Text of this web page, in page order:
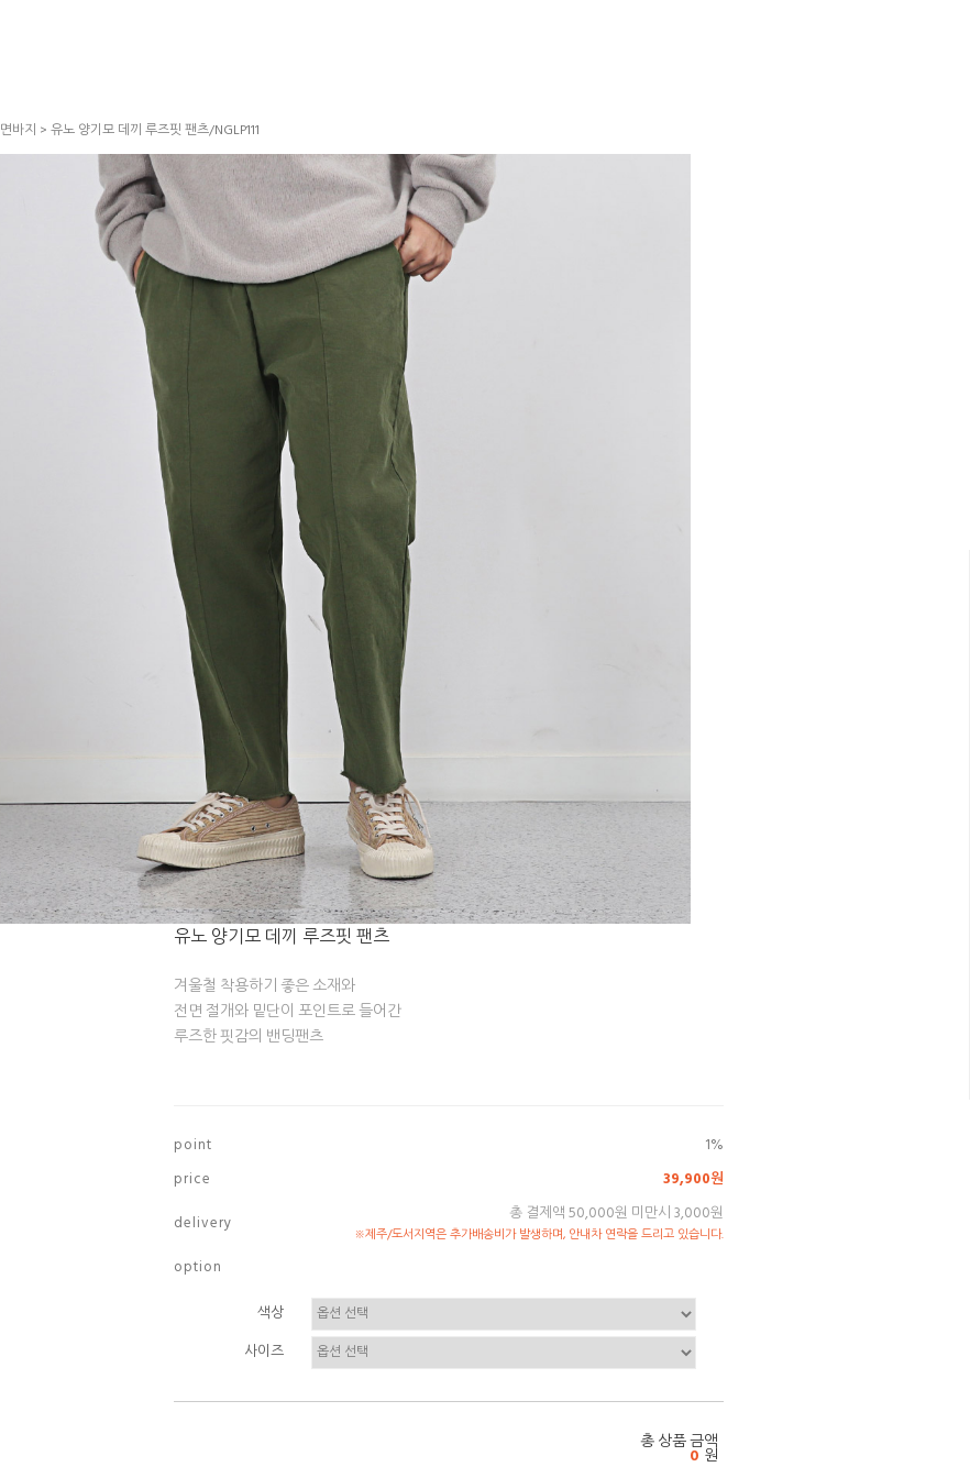
면바지 > 유노 양기모 데끼 루즈핏 팬츠/NGLP111
유노 양기모 데끼 루즈핏 팬츠
겨울철 착용하기 좋은 소재와
전면 절개와 밑단이 포인트로 들어간
루즈한 핏감의 밴딩팬츠
p o i n t
1%
p r i c e
39,900원
d e l i v e r y
총 결제액 50,000원 미만시 3,000원
※제주/도서지역은 추가배송비가 발생하며, 안내차 연락을 드리고 있습니다.
o p t i o n
색상
사이즈
총 상품 금액
0 원